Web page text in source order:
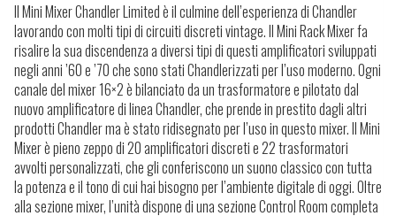
Il Mini Mixer Chandler Limited è il culmine dell’esperienza di Chandler
lavorando con molti tipi di circuiti discreti vintage. Il Mini Rack Mixer fa
risalire la sua discendenza a diversi tipi di questi amplificatori sviluppati
negli anni ’60 e ’70 che sono stati Chandlerizzati per l’uso moderno. Ogni
canale del mixer 16×2 è bilanciato da un trasformatore e pilotato dal
nuovo amplificatore di linea Chandler, che prende in prestito dagli altri
prodotti Chandler ma è stato ridisegnato per l’uso in questo mixer. Il Mini
Mixer è pieno zeppo di 20 amplificatori discreti e 22 trasformatori
avvolti personalizzati, che gli conferiscono un suono classico con tutta
la potenza e il tono di cui hai bisogno per l’ambiente digitale di oggi. Oltre
alla sezione mixer, l’unità dispone di una sezione Control Room completa